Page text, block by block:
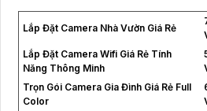
Lắp Đặt Camera Nhà Vườn Giá Rẻ
Lắp Đặt Camera Wifi Giá Rẻ Tính
Năng Thông Minh
Trọn Gói Camera Gia Đình Giá Rẻ Full
Color